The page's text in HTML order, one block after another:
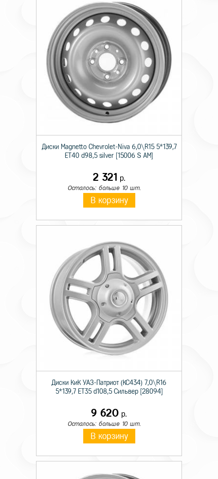
Диски Magnetto Chevrolet-Niva 6,0\R15 5*139,7
ET40 d98,5 silver [15006 S AM]
2 321 р.
Осталось: больше 10 шт.
В корзину
Диски КиК УАЗ-Патриот (КС434) 7,0\R16
5*139,7 ET35 d108,5 Сильвер [28094]
9 620 р.
Осталось: больше 10 шт.
В корзину